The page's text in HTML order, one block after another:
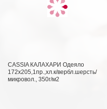
CASSIA КАЛАХАРИ Одеяло
172х205,1пр.,хл.к/вербл.шерсть/
микровол., 350г/м2